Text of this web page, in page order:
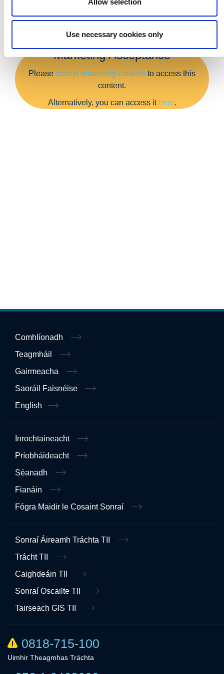
Use necessary cookies only
Marketing Acceptance
Please accept marketing cookies to access this
content.
Alternatively, you can access it here.
Comhlíonadh
Teagmháil
Gairmeacha
Saoráil Faisnéise
English
Inrochtaineacht
Príobháideacht
Séanadh
Fianáin
Fógra Maidir le Cosaint Sonraí
Sonraí Áireamh Tráchta TII
Trácht TII
Caighdeáin TII
Sonraí Oscailte TII
Tairseach GIS TII
0818-715-100
Uimhir Theagmhas Tráchta